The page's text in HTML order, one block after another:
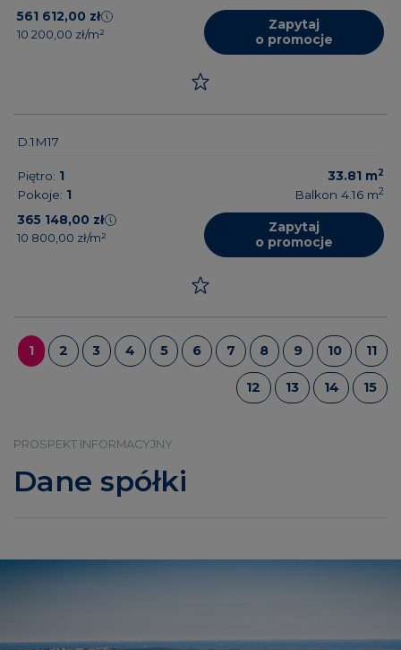
561 612,00 zł
10 200,00 zł/m²
Zapytaj
o promocje
D.1M17
Piętro: 1
Pokoje: 1
365 148,00 zł
10 800,00 zł/m²
33.81 m2
Balkon 4.16 m2
Zapytaj
o promocje
1 2 3 4 5 6 7 8 9 10 11
12 13 14 15
PROSPEKT INFORMACYJNY
Dane spółki